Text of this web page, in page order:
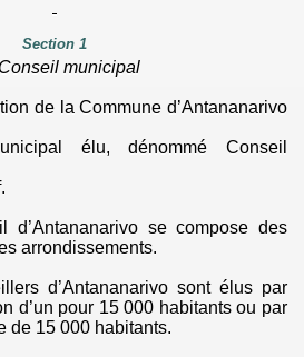
Section 1
municipal
de la Commune d’Antananarivo
élu, dénommé Conseil
d’Antananarivo se compose des
arrondissements.
d’Antananarivo sont élus par
d’un pour 15 000 habitants ou par
de 15 000 habitants.